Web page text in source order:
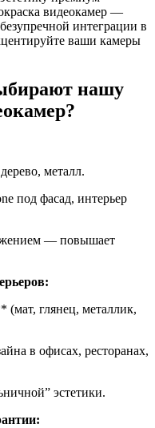
видеокамер —
интеграции в
ваши камеры
нашу
металл.
под фасад, интерьер
— повышает
глянец, металлик,
в офисах, ресторанах,
эстетики.